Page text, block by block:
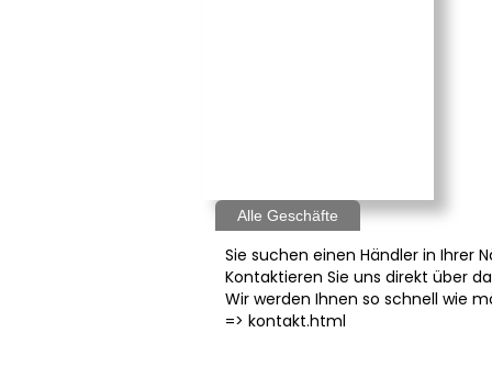
Alle Geschäfte
Sie suchen einen Händler in Ihrer
Kontaktieren Sie uns direkt über
Wir werden Ihnen so schnell wie
=> kontakt.html